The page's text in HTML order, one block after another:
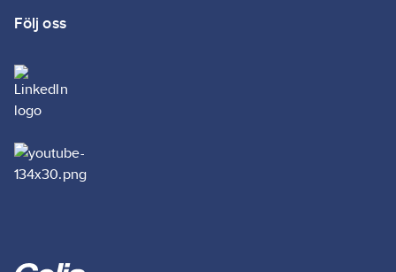
Följ oss